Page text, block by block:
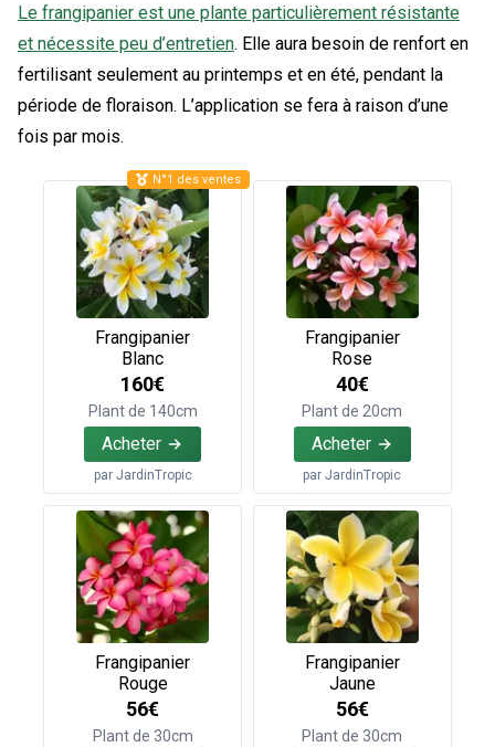
Le frangipanier est une plante particulièrement résistante
et nécessite peu d’entretien. Elle aura besoin de renfort en
fertilisant seulement au printemps et en été, pendant la
période de floraison. L’application se fera à raison d’une
fois par mois.
Frangipanier
Blanc
160€
Plant de 140cm
Acheter
par JardinTropic
N°1 des ventes
Frangipanier
Rose
40€
Plant de 20cm
Acheter
parJardinTropic
Frangipanier
Rouge
56€
Plant de 30cm
Frangipanier
Jaune
56€
Plant de 30cm